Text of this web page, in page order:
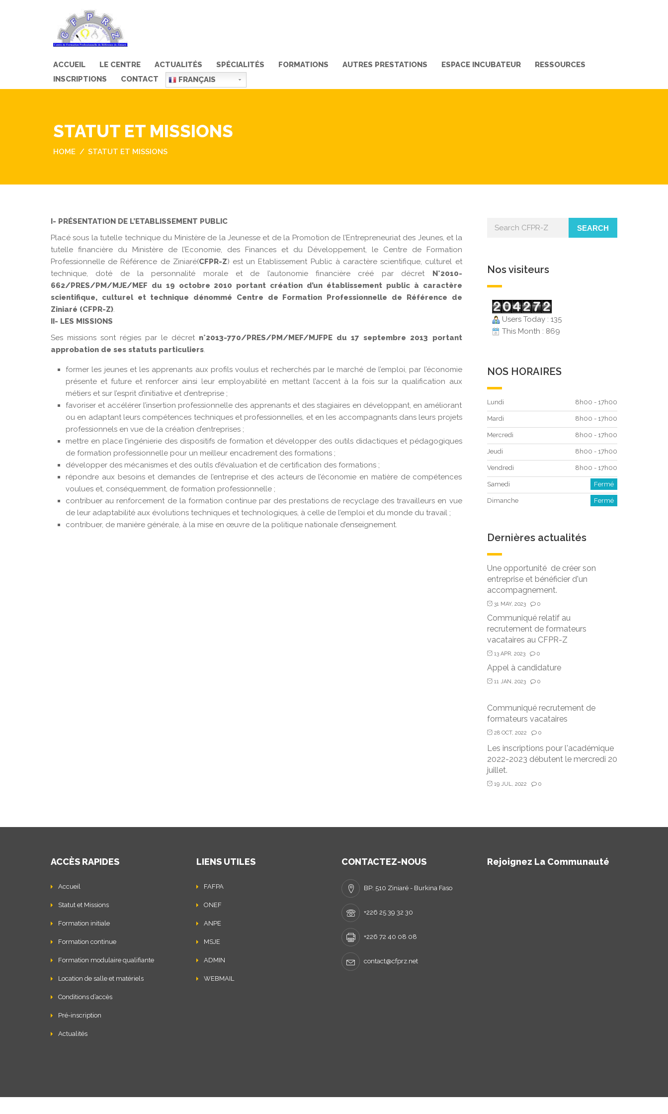
ACCUEIL LE CENTRE ACTUALITÉS SPÉCIALITÉS FORMATIONS AUTRES PRESTATIONS ESPACE INCUBATEUR
RESSOURCES
INSCRIPTIONS
CONTACT FRANÇAIS
STATUT ET MISSIONS
HOME STATUT ET MISSIONS
I- PRÉSENTATION DE L’ETABLISSEMENT PUBLIC
Placé sous la tutelle technique du Ministère de la Jeunesse et de la Promotion de l’Entrepreneuriat des Jeunes, et la
tutelle financière du Ministère de l’Economie, des Finances et du Développement, le Centre de Formation
Professionnelle de Référence de Ziniaré(CFPR-Z) est un Etablissement Public à caractère scientifique, culturel et
technique, doté de la personnalité morale et de l’autonomie financière créé par décret N°2010-
662/PRES/PM/MJE/MEF du 19 octobre 2010 portant création d’un établissement public à caractère
scientifique, culturel et technique dénommé Centre de Formation Professionnelle de Référence de
Ziniaré (CFPR-Z).
II- LES MISSIONS
Ses missions sont régies par le décret n°2013-770/PRES/PM/MEF/MJFPE du 17 septembre 2013 portant
approbation de ses statuts particuliers.
former les jeunes et les apprenants aux profils voulus et recherchés par le marché de l’emploi, par l’économie
présente et future et renforcer ainsi leur employabilité en mettant l’accent à la fois sur la qualification aux
métiers et sur l’esprit d’initiative et d’entreprise ;
favoriser et accélérer l’insertion professionnelle des apprenants et des stagiaires en développant, en améliorant
ou en adaptant leurs compétences techniques et professionnelles, et en les accompagnants dans leurs projets
professionnels en vue de la création d’entreprises ;
mettre en place l’ingénierie des dispositifs de formation et développer des outils didactiques et pédagogiques
de formation professionnelle pour un meilleur encadrement des formations ;
développer des mécanismes et des outils d’évaluation et de certification des formations ;
répondre aux besoins et demandes de l’entreprise et des acteurs de l’économie en matière de compétences
voulues et, conséquemment, de formation professionnelle ;
contribuer au renforcement de la formation continue par des prestations de recyclage des travailleurs en vue
de leur adaptabilité aux évolutions techniques et technologiques, à celle de l’emploi et du monde du travail ;
contribuer, de manière générale, à la mise en œuvre de la politique nationale d’enseignement.
SEARCH
Nos visiteurs
Users Today : 135
This Month : 869
NOS HORAIRES
Lundi 8h00 - 17h00
Mardi 8h00 - 17h00
Mercredi 8h00 - 17h00
Jeudi 8h00 - 17h00
Vendredi 8h00 - 17h00
Samedi Fermé
Dimanche Fermé
Dernières actualités
Une opportunité de créer son
entreprise et bénéficier d'un
accompagnement.
31 MAY, 2023 0
Communiqué relatif au
recrutement de formateurs
vacataires au CFPR-Z
13 APR, 2023 0
Appel à candidature
11 JAN, 2023 0
Communiqué recrutement de
formateurs vacataires
28 OCT, 2022 0
Les inscriptions pour l'académique
2022-2023 débutent le mercredi 20
juillet.
19 JUL, 2022 0
ACCÈS RAPIDES
Accueil
Statut et Missions
Formation initiale
Formation continue
Formation modulaire qualifiante
Location de salle et matériels
Conditions d’accès
Pré-inscription
Actualités
LIENS UTILES
FAFPA
ONEF
ANPE
MSJE
ADMIN
WEBMAIL
CONTACTEZ-NOUS
BP: 510 Ziniaré - Burkina Faso
+226 25 39 32 30
+226 72 40 08 08
contact@cfprz.net
Rejoignez La Communauté